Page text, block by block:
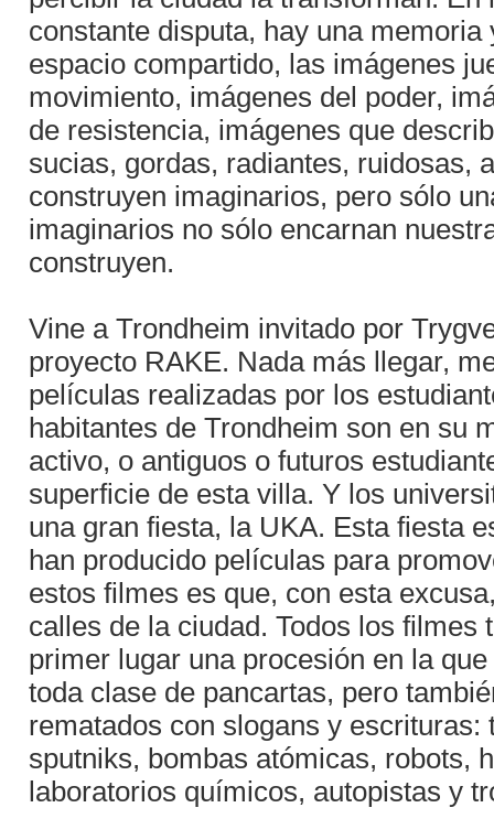
constante disputa, hay una
espacio compartido, las imágenes
movimiento, imágenes del poder,
de resistencia, imágenes que
sucias, gordas, radiantes, ruidosas,
construyen imaginarios, pero sólo
imaginarios no sólo encarnan
construyen.
Vine a Trondheim invitado por
proyecto RAKE. Nada más llegar,
películas realizadas por los
habitantes de Trondheim son en su
activo, o antiguos o futuros
superficie de esta villa. Y los
una gran fiesta, la UKA. Esta fiesta
han producido películas para
estos filmes es que, con esta
calles de la ciudad. Todos los
primer lugar una procesión en la
toda clase de pancartas, pero
rematados con slogans y
sputniks, bombas atómicas, robots,
laboratorios químicos, autopistas y